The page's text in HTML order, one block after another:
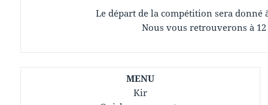
Le départ de la compétition sera donné
Nous vous retrouverons à
MENU
Kir